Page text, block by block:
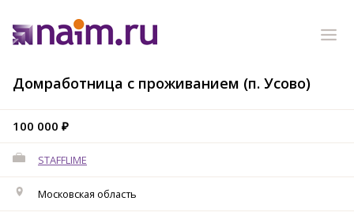
Домработница с проживанием (п. Усово)
100 000 ₽
STAFFLIME
Московская область